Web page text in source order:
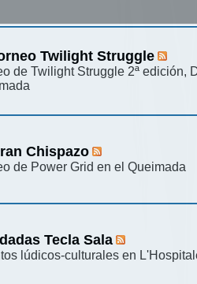
Twilight Struggle
de Twilight Struggle 2ª edición,
Chispazo
de Power Grid en el Queimada
Tecla Sala
lúdicos-culturales en